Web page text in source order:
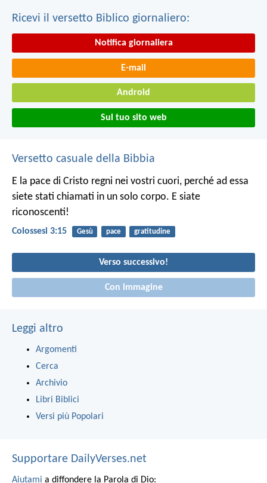
Ricevi il versetto Biblico giornaliero:
Notifica giornaliera
E-mail
Android
Sul tuo sito web
Versetto casuale della Bibbia
E la pace di Cristo regni nei vostri cuori, perché ad essa
siete stati chiamati in un solo corpo. E siate
riconoscenti!
Colossesi 3:15 Gesù pace gratitudine
Verso successivo!
Con immagine
Leggi altro
Argomenti
Cerca
Archivio
Libri Biblici
Versi più Popolari
Supportare DailyVerses.net
Aiutami a diffondere la Parola di Dio: